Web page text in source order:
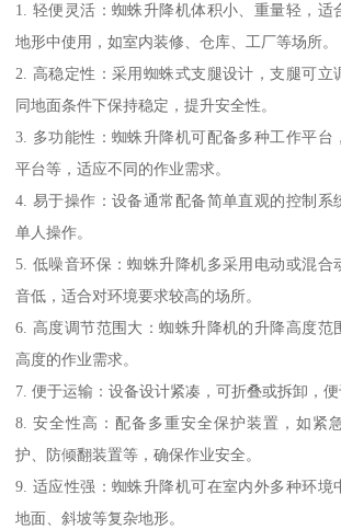
1. 轻便灵活：蜘蛛升降机体积小、重量轻，适
地形中使用，如室内装修、仓库、工厂等场所。
2. 高稳定性：采用蜘蛛式支腿设计，支腿可立
同地面条件下保持稳定，提升安全性。
3. 多功能性：蜘蛛升降机可配备多种工作平台
平台等，适应不同的作业需求。
4. 易于操作：设备通常配备简单直观的控制系
单人操作。
5. 低噪音环保：蜘蛛升降机多采用电动或混合
音低，适合对环境要求较高的场所。
6. 高度调节范围大：蜘蛛升降机的升降高度范
高度的作业需求。
7. 便于运输：设备设计紧凑，可折叠或拆卸，便
8. 安全性高：配备多重安全保护装置，如紧
护、防倾翻装置等，确保作业安全。
9. 适应性强：蜘蛛升降机可在室内外多种环境
地面、斜坡等复杂地形。